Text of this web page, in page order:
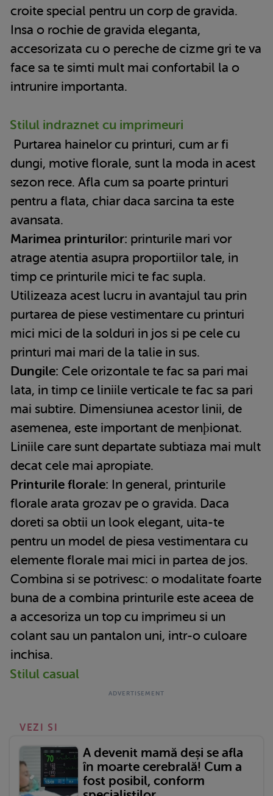
croite special pentru un corp de gravida.
Insa o rochie de gravida eleganta,
accesorizata cu o pereche de cizme gri te va
face sa te simti mult mai confortabil la o
intrunire importanta.
Stilul indraznet cu imprimeuri
Purtarea hainelor cu printuri, cum ar fi
dungi, motive florale, sunt la moda in acest
sezon rece. Afla cum sa poarte printuri
pentru a flata, chiar daca sarcina ta este
avansata.
Marimea printurilor: printurile mari vor
atrage atentia asupra proportiilor tale, in
timp ce printurile mici te fac supla.
Utilizeaza acest lucru in avantajul tau prin
purtarea de piese vestimentare cu printuri
mici mici de la solduri in jos si pe cele cu
printuri mai mari de la talie in sus.
Dungile: Cele orizontale te fac sa pari mai
lata, in timp ce liniile verticale te fac sa pari
mai subtire. Dimensiunea acestor linii, de
asemenea, este important de menþionat.
Liniile care sunt departate subtiaza mai mult
decat cele mai apropiate.
Printurile florale: In general, printurile
florale arata grozav pe o gravida. Daca
doreti sa obtii un look elegant, uita-te
pentru un model de piesa vestimentara cu
elemente florale mai mici in partea de jos.
Combina si se potrivesc: o modalitate foarte
buna de a combina printurile este aceea de
a accesoriza un top cu imprimeu si un
colant sau un pantalon uni, intr-o culoare
inchisa.
Stilul casual
VEZI SI
A devenit mamă deși se afla
în moarte cerebrală! Cum a
fost posibil, conform